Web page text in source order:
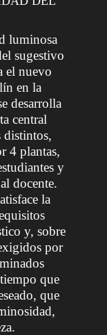
luminosa
sugestivo
el nuevo
en la
desarrolla
central
distintos,
4 plantas,
y
docente.
la
y, sobre
por
que
que